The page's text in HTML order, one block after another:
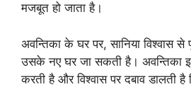
मजबूत हो जाता है।
अवन्तिका के घर पर, सानिया विश्वास से
उसके नए घर जा सकती है। अवन्तिका
करती है और विश्वास पर दबाव डालती